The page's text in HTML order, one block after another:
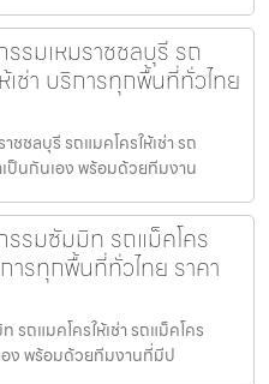
รมเหมราชชลบุรี รถ
เช่า บริการทุกพื้นที่ทั่วไทย
ชชลบุรี รถแมคโครให้เช่า รถ
เป็นกันเอง พร้อมด้วยทีมงาน
รรมซัมมิท รถแม็คโคร
ารทุกพื้นที่ทั่วไทย ราคา
รถแมคโครให้เช่า รถแม็คโคร
อง พร้อมด้วยทีมงานที่มีป